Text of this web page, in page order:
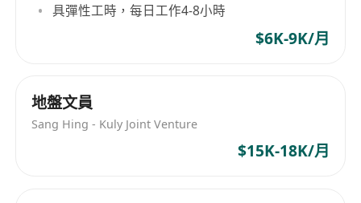
具彈性工時，每日工作4-8小時
$6K-9K/月
地盤文員
Sang Hing - Kuly Joint Venture
$15K-18K/月